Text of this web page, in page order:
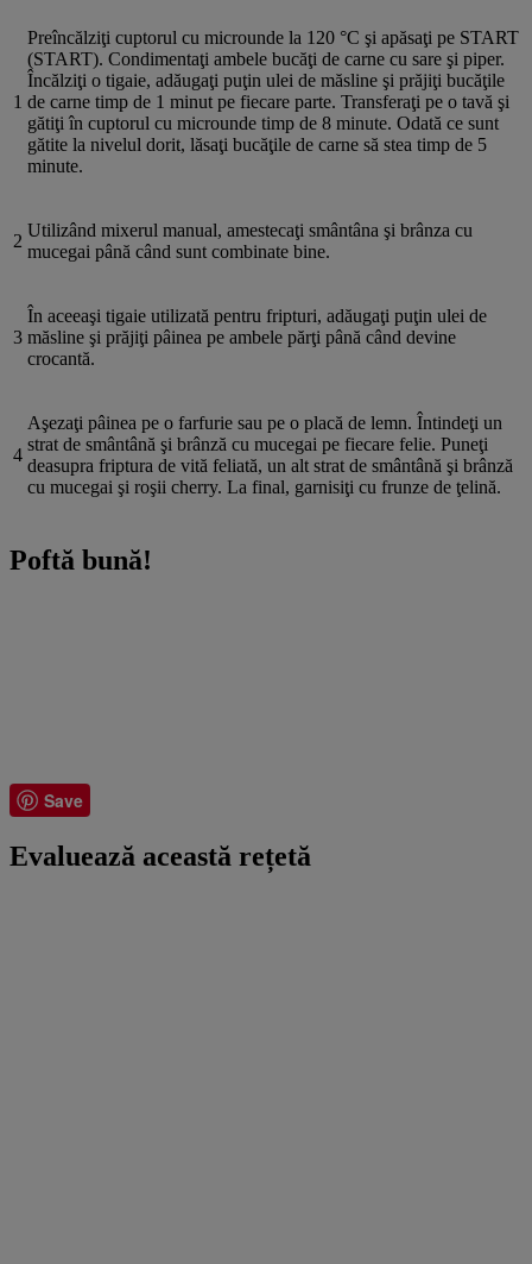
1
Preîncălziţi cuptorul cu microunde la 120 °C şi apăsaţi pe START
(START). Condimentaţi ambele bucăţi de carne cu sare şi piper.
Încălziţi o tigaie, adăugaţi puţin ulei de măsline şi prăjiţi bucăţile
de carne timp de 1 minut pe fiecare parte. Transferaţi pe o tavă şi
gătiţi în cuptorul cu microunde timp de 8 minute. Odată ce sunt
gătite la nivelul dorit, lăsaţi bucăţile de carne să stea timp de 5
minute.
2
Utilizând mixerul manual, amestecaţi smântâna şi brânza cu
mucegai până când sunt combinate bine.
3
În aceeaşi tigaie utilizată pentru fripturi, adăugaţi puţin ulei de
măsline şi prăjiţi pâinea pe ambele părţi până când devine
crocantă.
4
Aşezaţi pâinea pe o farfurie sau pe o placă de lemn. Întindeţi un
strat de smântână şi brânză cu mucegai pe fiecare felie. Puneţi
deasupra friptura de vită feliată, un alt strat de smântână şi brânză
cu mucegai şi roşii cherry. La final, garnisiţi cu frunze de ţelină.
Poftă bună!
Save
Evaluează această rețetă